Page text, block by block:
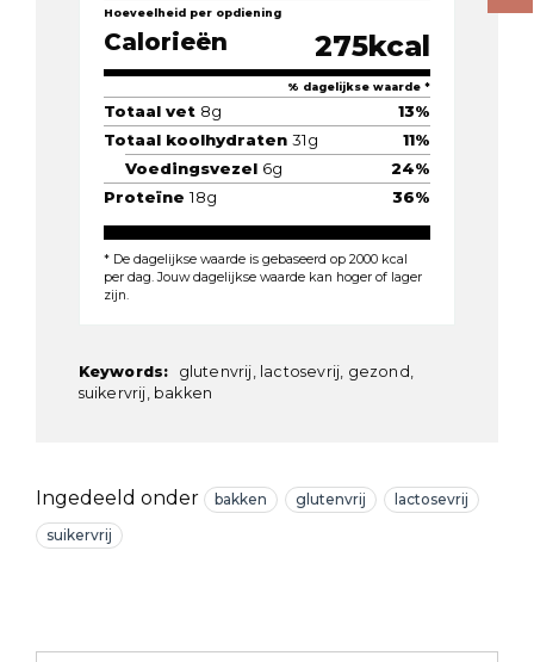
Hoeveelheid per opdiening
Calorieën 275kcal
% dagelijkse waarde *
Totaal vet 8g 13%
Totaal koolhydraten 31g 11%
Voedingsvezel 6g 24%
Proteïne 18g 36%
* De dagelijkse waarde is gebaseerd op 2000 kcal
per dag. Jouw dagelijkse waarde kan hoger of lager
zijn.
Keywords:
glutenvrij, lactosevrij, gezond,
suikervrij, bakken
Ingedeeld onder bakken glutenvrij
lactosevrij
suikervrij